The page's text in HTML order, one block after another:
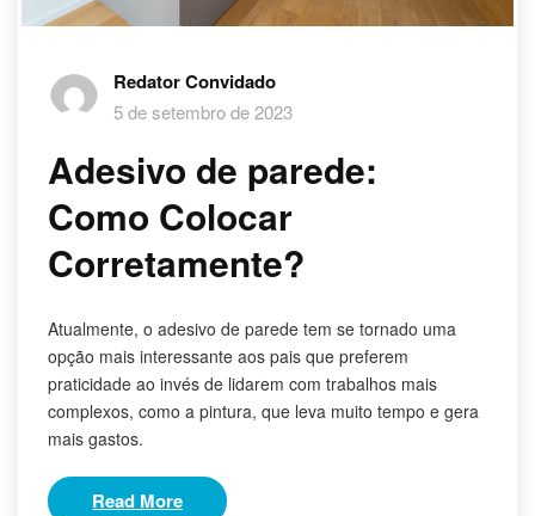
Redator Convidado
5 de setembro de 2023
Adesivo de parede:
Como Colocar
Corretamente?
Atualmente, o adesivo de parede tem se tornado uma
opção mais interessante aos pais que preferem
praticidade ao invés de lidarem com trabalhos mais
complexos, como a pintura, que leva muito tempo e gera
mais gastos.
Read More